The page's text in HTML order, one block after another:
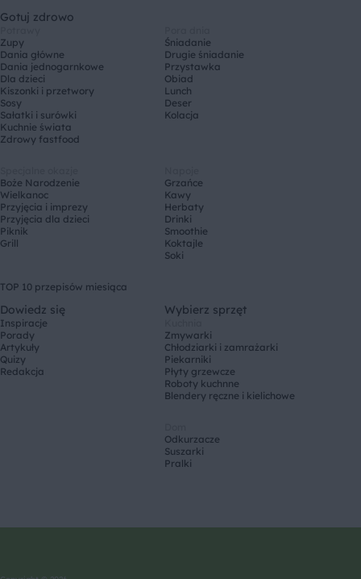
Gotuj zdrowo
Zupy
Dania główne
Dania jednogarnkowe
Dla dzieci
Kiszonki i przetwory
Sosy
Sałatki i surówki
Kuchnie świata
Zdrowy fastfood
Śniadanie
Drugie śniadanie
Przystawka
Obiad
Lunch
Deser
Kolacja
Boże Narodzenie
Wielkanoc
Przyjęcia i imprezy
Przyjęcia dla dzieci
Piknik
Grill
Grzańce
Kawy
Herbaty
Drinki
Smoothie
Koktajle
Soki
TOP 10 przepisów miesiąca
Dowiedz się
Inspiracje
Porady
Artykuły
Quizy
Redakcja
Wybierz sprzęt
Zmywarki
Chłodziarki i zamrażarki
Piekarniki
Płyty grzewcze
Roboty kuchnne
Blendery ręczne i kielichowe
Odkurzacze
Suszarki
Pralki